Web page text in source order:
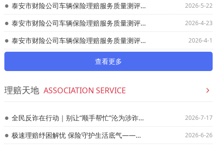
泰安市财险公司车辆保险理赔服务质量测评结果公示（2026年4月) 2026-5-22
泰安市财险公司车辆保险理赔服务质量测评结果公示（2026年3月) 2026-4-23
泰安市财险公司车辆保险理赔服务质量测评结果(2026年2月) 2026-4-1
查看更多
理赔天地 ASSOCIATION SERVICE
全民反诈在行动｜别让“顺手帮忙”沦为涉诈犯罪 ——华安保险反诈指南 2026-7-17
极速理赔纾困解忧 保险守护生活底气——中汇人寿新泰支公司理赔案例分享 2026-6-26